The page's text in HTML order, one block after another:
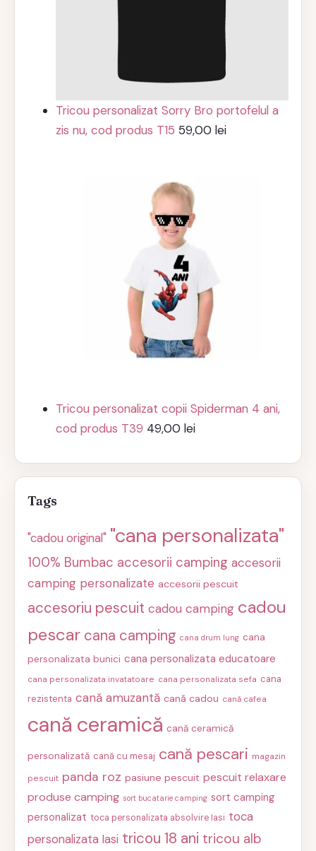
Tricou personalizat Sorry Bro portofelul a
zis nu, cod produs T15 59,00lei
Tricou personalizat copii Spiderman 4 ani,
cod produs T39 49,00lei
Tags
"cadou original" "cana personalizata"
100% Bumbac accesorii camping accesorii
camping personalizate accesorii pescuit
accesoriu pescuit cadou camping cadou
pescar cana camping cana drum lung cana
personalizata bunici cana personalizata educatoare
cana personalizata invatatoare cana personalizata sefa cana
rezistenta cană amuzantă cană cadou cană cafea
cană ceramică cană ceramică
personalizată cană cu mesaj cană pescari magazin
pescuit panda roz pasiune pescuit pescuit relaxare
produse camping sort bucatarie camping sort camping
personalizat toca personalizata absolvire Iasi toca
personalizata Iasi tricou 18 ani tricou alb